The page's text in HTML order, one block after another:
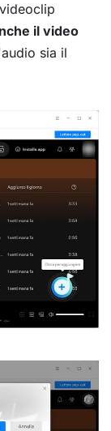
il video
sia il